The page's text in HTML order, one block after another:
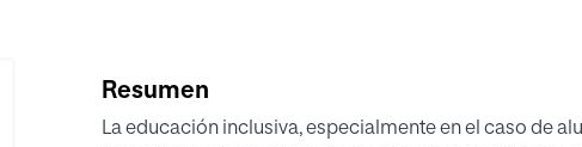
Resumen
La educación inclusiva, especialmente en el caso de